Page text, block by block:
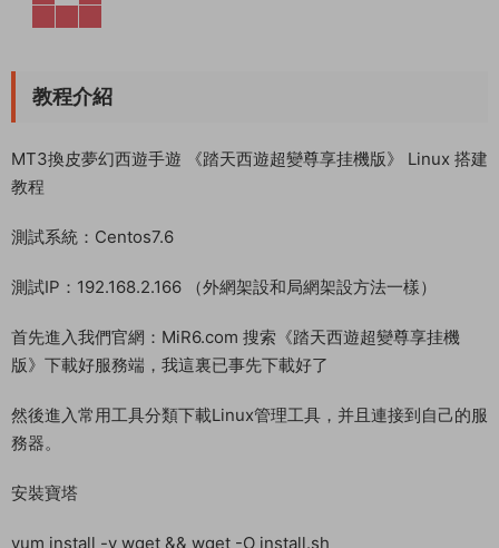
教程介紹
MT3換皮夢幻西遊手遊 《踏天西遊超變尊享挂機版》 Linux 搭建
教程
測試系統：Centos7.6
測試IP：192.168.2.166 （外網架設和局網架設方法一樣）
首先進入我們官網：MiR6.com 搜索《踏天西遊超變尊享挂機
版》下載好服務端，我這裏已事先下載好了
然後進入常用工具分類下載Linux管理工具，并且連接到自己的服
務器。
安裝寶塔
yum install -y wget && wget -O install.sh